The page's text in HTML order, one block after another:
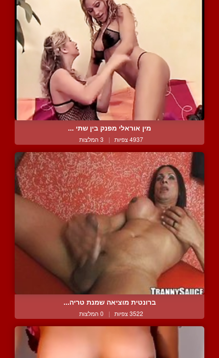
מין אוראלי מפנק בין שתי ...
4937 צפיות | 3 המלצות
ברונטית מוציאה שמנת טריה...
3522 צפיות | 0 המלצות